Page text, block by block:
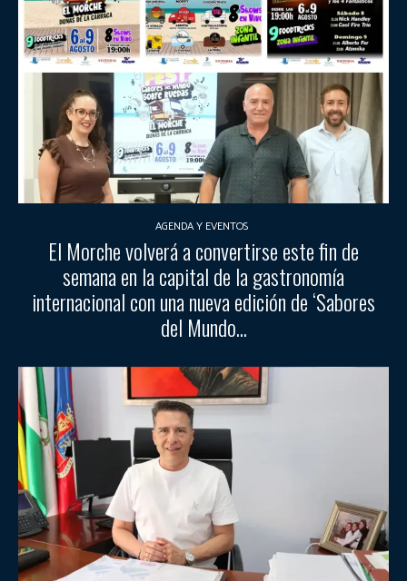
AGENDA Y EVENTOS
El Morche volverá a convertirse este fin de
semana en la capital de la gastronomía
internacional con una nueva edición de ‘Sabores
del Mundo...